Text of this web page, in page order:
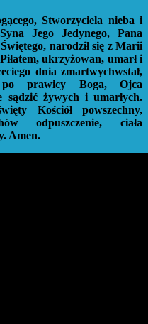
Stworzyciela nieba i
Jego Jedynego, Pana
narodził się z Marii
ukrzyżowan, umarł i
dnia zmartwychwstał,
prawicy Boga, Ojca
sądzić żywych i umarłych.
Kościół powszechny,
odpuszczenie, ciała
Amen.